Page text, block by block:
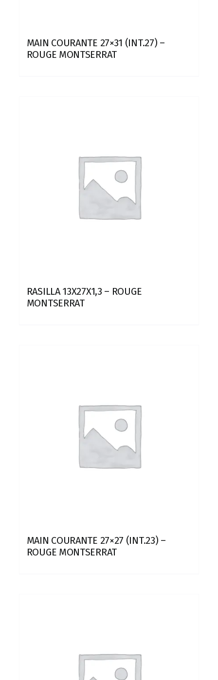
MAIN COURANTE 27×31 (INT.27) –
ROUGE MONTSERRAT
RASILLA 13X27X1,3 – ROUGE
MONTSERRAT
MAIN COURANTE 27×27 (INT.23) –
ROUGE MONTSERRAT